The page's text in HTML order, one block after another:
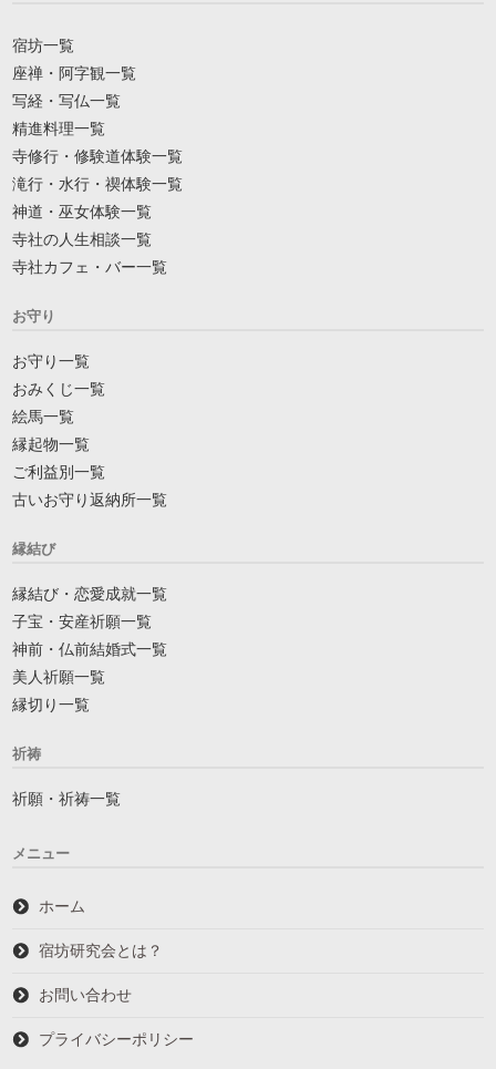
宿坊一覧
座禅・阿字観一覧
写経・写仏一覧
精進料理一覧
寺修行・修験道体験一覧
滝行・水行・禊体験一覧
神道・巫女体験一覧
寺社の人生相談一覧
寺社カフェ・バー一覧
お守り
お守り一覧
おみくじ一覧
絵馬一覧
縁起物一覧
ご利益別一覧
古いお守り返納所一覧
縁結び
縁結び・恋愛成就一覧
子宝・安産祈願一覧
神前・仏前結婚式一覧
美人祈願一覧
縁切り一覧
祈祷
祈願・祈祷一覧
メニュー
ホーム
宿坊研究会とは？
お問い合わせ
プライバシーポリシー